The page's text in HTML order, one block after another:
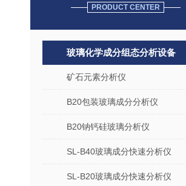
PRODUCT CENTER
玻璃化学成分组态分析设备
矿石元素分析仪
B20包装玻璃成分分析仪
B20钠钙硅玻璃分析仪
SL-B40玻璃成分快速分析仪
SL-B20玻璃成分快速分析仪